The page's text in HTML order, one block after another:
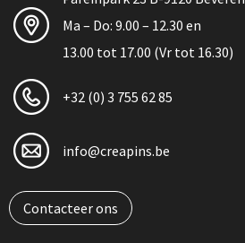
Ma – Do: 9.00 – 12.30 en
13.00 tot 17.00 (Vr tot 16.30)
+32 (0) 3 755 62 85
info@creapins.be
Contacteer ons